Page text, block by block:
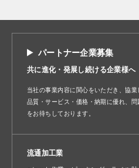
パートナー企業募集
共に進化・発展し続ける企業様
当社の事業内容に関心をいただき、協
品質・サービス・価格・納期に優れ、
をお待ちしております。
流通加工業